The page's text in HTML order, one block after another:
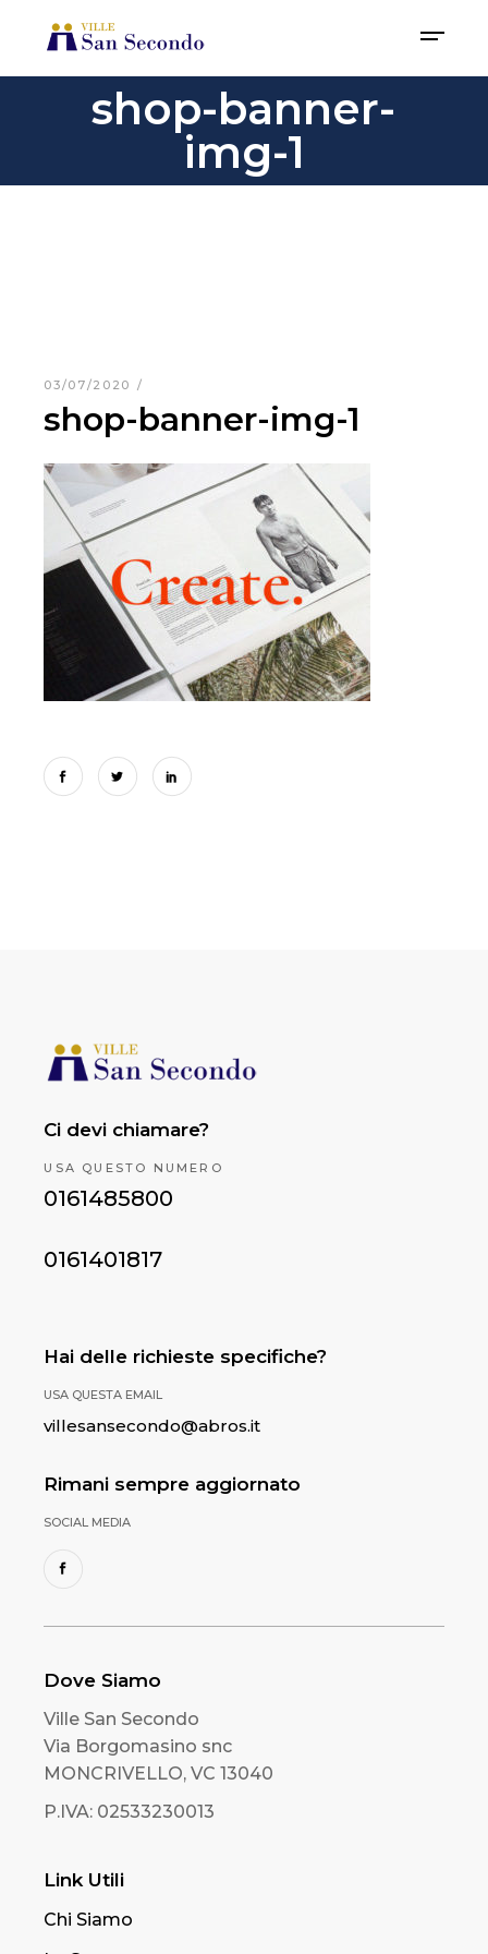
shop-banner-
img-1
03/07/2020
shop-banner-img-1
Ci devi chiamare?
USA QUESTO NUMERO
0161485800
0161401817
Hai delle richieste specifiche?
USA QUESTA EMAIL
villesansecondo@abros.it
Rimani sempre aggiornato
SOCIAL MEDIA
Dove Siamo
Ville San Secondo
Via Borgomasino snc
MONCRIVELLO, VC 13040
P.IVA: 02533230013
Link Utili
Chi Siamo